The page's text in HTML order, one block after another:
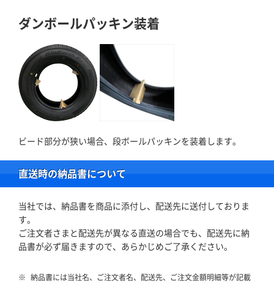
ダンボールパッキン装着
ビード部分が狭い場合、段ボールパッキンを装着します。
直送時の納品書について
当社では、納品書を商品に添付し、配送先に送付しておりま
す。
ご注文者さまと配送先が異なる直送の場合でも、配送先に納
品書が必ず届きますので、あらかじめご了承ください。
納品書には当社名、ご注文者名、配送先、ご注文金額明細等が記載